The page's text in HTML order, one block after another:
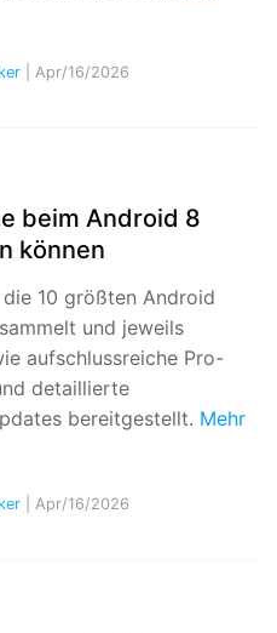
| Apr/16/2026
beim Android 8
können
10 größten Android
und jeweils
aufschlussreiche Pro-
detaillierte
bereitgestellt. Mehr
| Apr/16/2026